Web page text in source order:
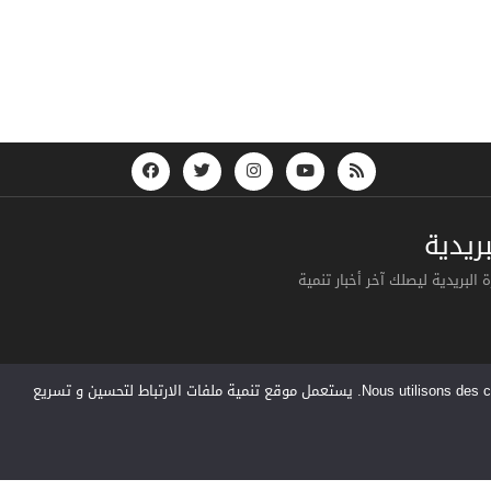
ليصلك آخر أخبار تنمية
Nous utilisons des cookies pour vous garantir la meilleure expérience sur notre site web. Si vous continuez à utiliser ce site, nous supposerons que vous en êtes satisfait. يستعمل موقع تنمية ملفات الارتباط لتحسين و تسريع